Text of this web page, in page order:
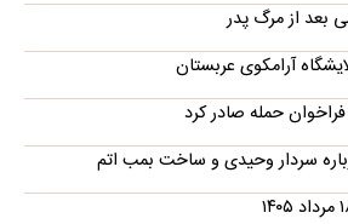
بعد از مرگ پدر
آرامکوی عربستان
حمله صادر کرد
سردار وحیدی و ساخت بمب اتم